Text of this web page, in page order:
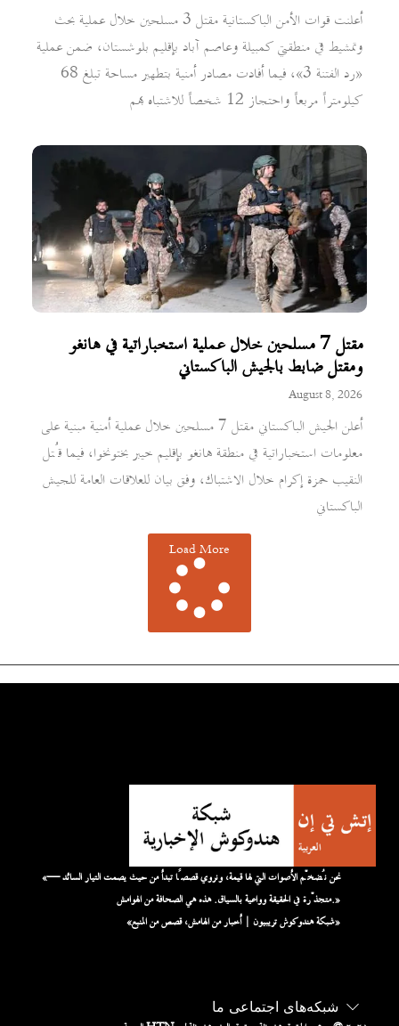
أعلنت قوات الأمن الباكستانية مقتل 3 مسلحين خلال عملية بحث
وتمشيط في منطقتي كمبيلة وعاصم آباد بإقليم بلوشستان، ضمن عملية
«رد الفتنة 3»، فيما أفادت مصادر أمنية بتطهير مساحة تبلغ 68
كيلومتراً مربعاً واحتجاز 12 شخصاً للاشتباه بهم
مقتل 7 مسلحين خلال عملية استخباراتية في هانغو
ومقتل ضابط بالجيش الباكستاني
August 8, 2026
أعلن الجيش الباكستاني مقتل 7 مسلحين خلال عملية أمنية مبنية على
معلومات استخباراتية في منطقة هانغو بإقليم خيبر بختونخوا، فيما قُتل
النقيب حمزة إكرام خلال الاشتباك، وفق بيان للعلاقات العامة للجيش
الباكستاني
Load More
شبکه‌های اجتماعی ما
«نحن نُضخّم الأصوات التي لها قيمة، ونروي قصصًا تبدأ من حيث يصمت التيار السائد —
متجذّرة في الحقيقة وواعية بالسياق. هذه هي الصحافة من الهوامش.»
«شبكة هندوكوش تريبيون | أخبار من الهامش، قصص من المنبع»